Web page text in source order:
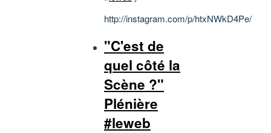
http://instagram.com/p/htxNWkD4Pe/
"C'est de
quel côté la
Scène ?"
Plénière
#leweb